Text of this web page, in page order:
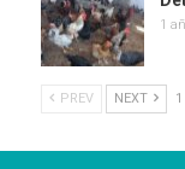
1
PREV NEXT